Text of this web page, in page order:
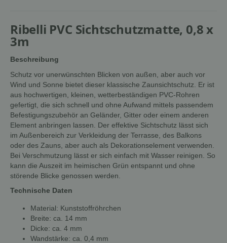
Ribelli PVC Sichtschutzmatte, 0,8 x
3m
Beschreibung
Schutz vor unerwünschten Blicken von außen, aber auch vor
Wind und Sonne bietet dieser klassische Zaunsichtschutz. Er ist
aus hochwertigen, kleinen, wetterbeständigen PVC-Rohren
gefertigt, die sich schnell und ohne Aufwand mittels passendem
Befestigungszubehör an Geländer, Gitter oder einem anderen
Element anbringen lassen. Der effektive Sichtschutz lässt sich
im Außenbereich zur Verkleidung der Terrasse, des Balkons
oder des Zauns, aber auch als Dekorationselement verwenden.
Bei Verschmutzung lässt er sich einfach mit Wasser reinigen. So
kann die Auszeit im heimischen Grün entspannt und ohne
störende Blicke genossen werden.
Technische Daten
Material: Kunststoffröhrchen
Breite: ca. 14 mm
Dicke: ca. 4 mm
Wandstärke: ca. 0,4 mm